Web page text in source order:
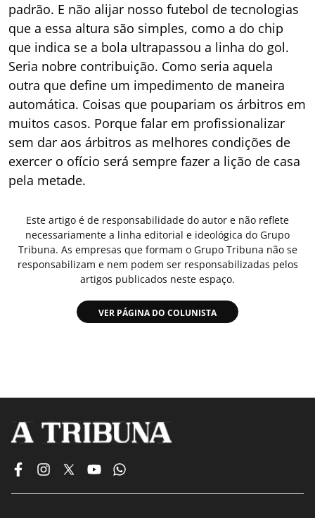
padrão. E não alijar nosso futebol de tecnologias
que a essa altura são simples, como a do chip
que indica se a bola ultrapassou a linha do gol.
Seria nobre contribuição. Como seria aquela
outra que define um impedimento de maneira
automática. Coisas que poupariam os árbitros em
muitos casos. Porque falar em profissionalizar
sem dar aos árbitros as melhores condições de
exercer o ofício será sempre fazer a lição de casa
pela metade.
Este artigo é de responsabilidade do autor e não reflete
necessariamente a linha editorial e ideológica do Grupo
Tribuna. As empresas que formam o Grupo Tribuna não se
responsabilizam e nem podem ser responsabilizadas pelos
artigos publicados neste espaço.
VER PÁGINA DO COLUNISTA